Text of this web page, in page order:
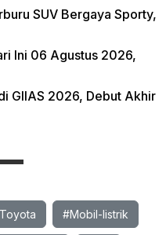
SUV Bergaya Sporty,
Ini 06 Agustus 2026,
GIIAS 2026, Debut Akhir
#Mobil-listrik